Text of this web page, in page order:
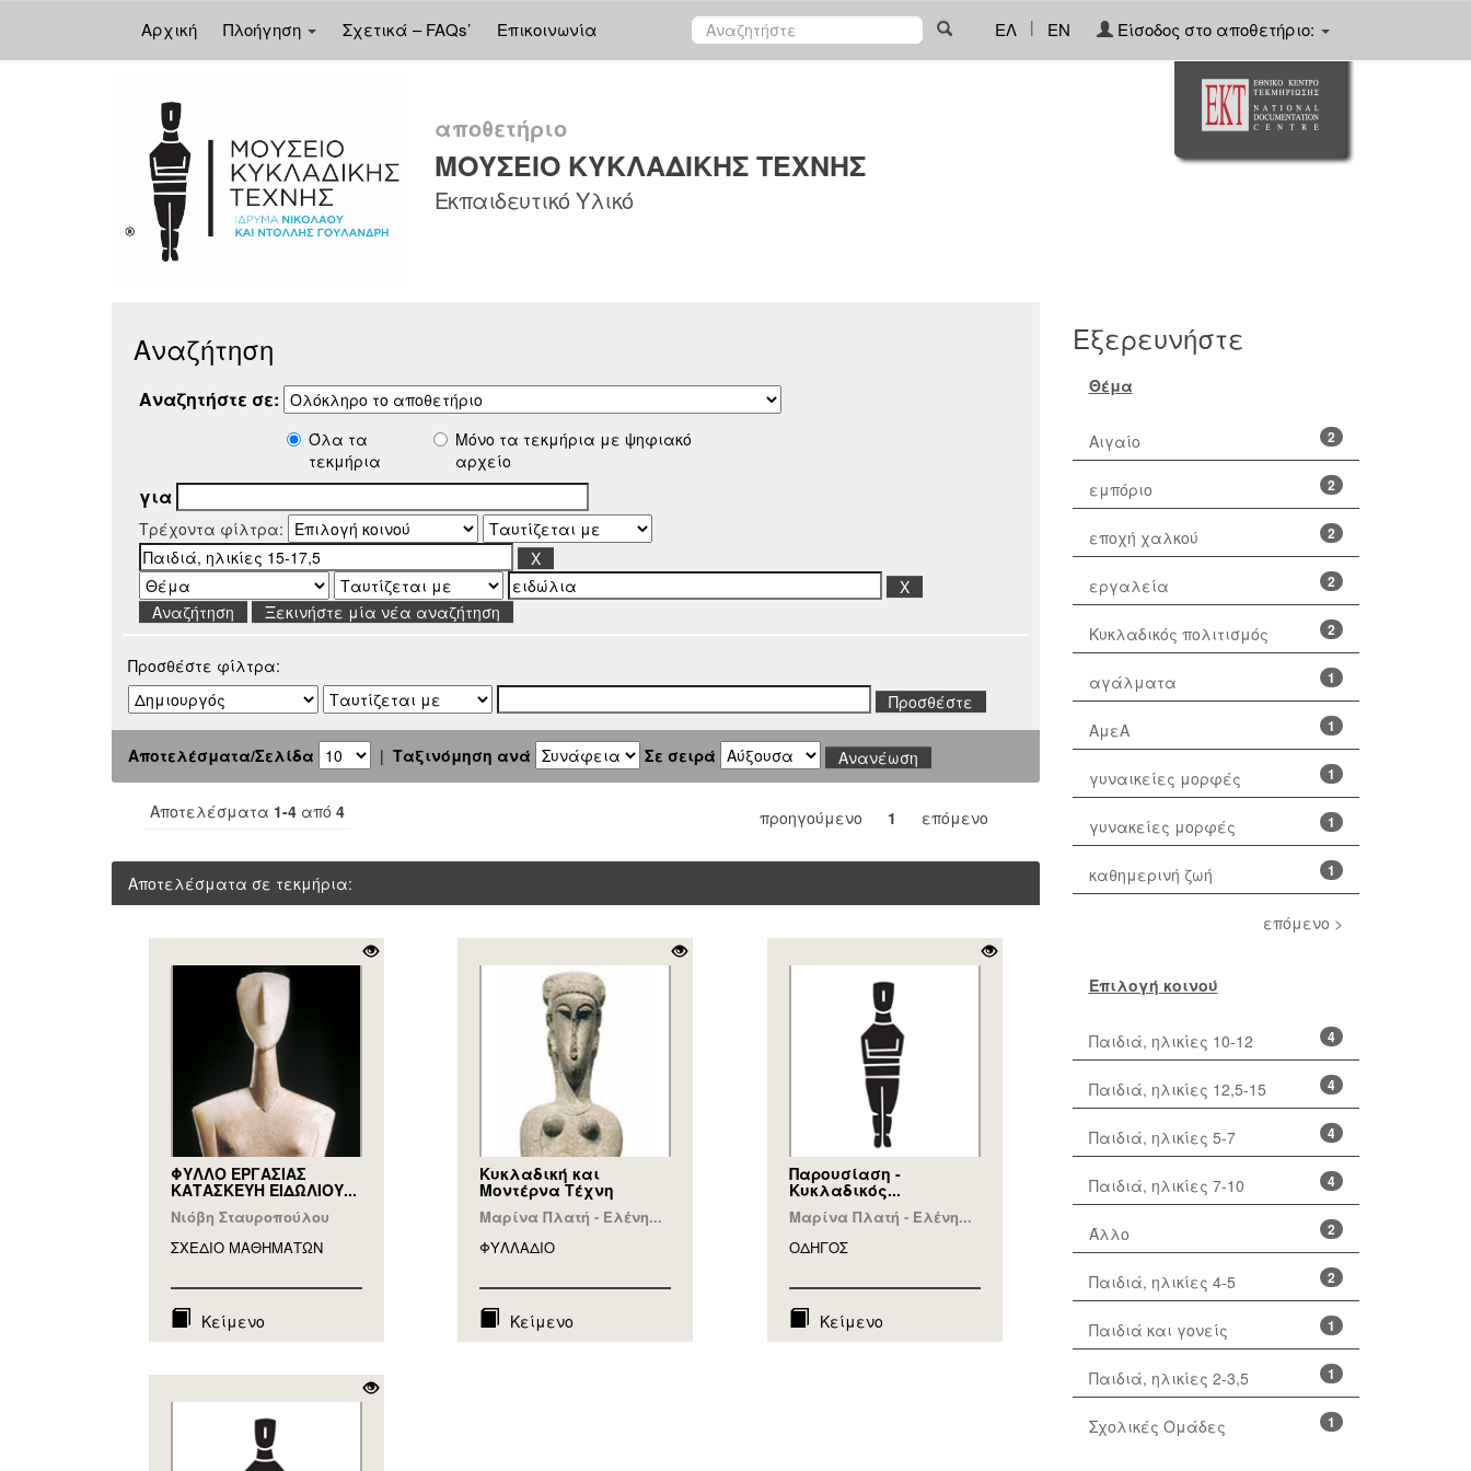
Αρχική Πλοήγηση Σχετικά – FAQs’ Επικοινωνία ΕΛ | EN Είσοδος στο αποθετήριο:
αποθετήριο
ΜΟΥΣΕΙΟ ΚΥΚΛΑΔΙΚΗΣ ΤΕΧΝΗΣ
Εκπαιδευτικό Υλικό
Αναζήτηση
Αναζητήστε σε:
Όλα τα
τεκμήρια
Μόνο τα τεκμήρια με ψηφιακό
αρχείο
για
Τρέχοντα φίλτρα:
Ξεκινήστε μία νέα αναζήτηση
Προσθέστε φίλτρα:
Αποτελέσματα/Σελίδα | Ταξινόμηση ανά Σε σειρά
Αποτελέσματα 1-4 από 4 προηγούμενο 1 επόμενο
Αποτελέσματα σε τεκμήρια:
ΦΥΛΛΟ ΕΡΓΑΣΙΑΣ
ΚΑΤΑΣΚΕΥΗ ΕΙΔΩΛΙΟΥ...
Νιόβη Σταυροπούλου
ΣΧΕΔΙΟ ΜΑΘΗΜAΤΩΝ
Κείμενο
Κυκλαδική και
Μοντέρνα Τέχνη
Μαρίνα Πλατή - Ελένη...
ΦΥΛΛAΔΙΟ
Κείμενο
Παρουσίαση -
Κυκλαδικός...
Μαρίνα Πλατή - Ελένη...
ΟΔΗΓΟΣ
Κείμενο
Εξερευνήστε
Θέμα
2
Αιγαίο
2
εμπόριο
2
εποχή χαλκού
2
εργαλεία
2
Κυκλαδικός πολιτισμός
1
αγάλματα
1
ΑμεΑ
1
γυναικείες μορφές
1
γυνακείες μορφές
1
καθημερινή ζωή
επόμενο >
Επιλογή κοινού
4
Παιδιά, ηλικίες 10-12
4
Παιδιά, ηλικίες 12,5-15
4
Παιδιά, ηλικίες 5-7
4
Παιδιά, ηλικίες 7-10
2
Άλλο
2
Παιδιά, ηλικίες 4-5
1
Παιδιά και γονείς
1
Παιδιά, ηλικίες 2-3,5
1
Σχολικές Ομάδες